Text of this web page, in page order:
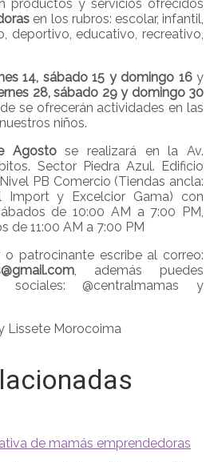
productos y servicios ofrecidos
en los rubros: escolar, infantil,
deportivo, educativo, recreativo,
14, sábado 15 y domingo 16y
28, sábado 29 y domingo 30
se ofrecerán actividades en las
niños.
Agostose realizará en la Av.
Sector Piedra Azul. Edificio
PB Comercio (Tiendas ancla:
Import y Excelcior Gama) con
de 10:00 AM a 7:00 PM,
de 11:00 AM a 7:00 PM
o patrocinante escribe al correo:
, además puedes
@centralmamas y
Lissete Morocoima
de mamás emprendedoras